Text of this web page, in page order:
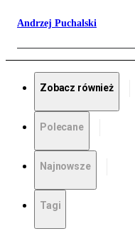
Andrzej Puchalski
Zobacz również
Polecane
Najnowsze
Tagi